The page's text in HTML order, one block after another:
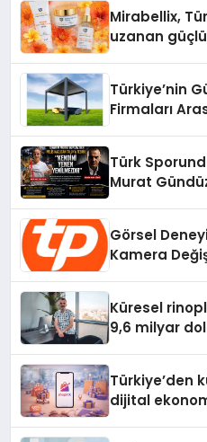
Mirabellix,
uzanan
Türkiye’nin
Firmaları
Türk
Murat
Görsel
Kamera
Küresel
9,6 milyar
Türkiye’den
dijital